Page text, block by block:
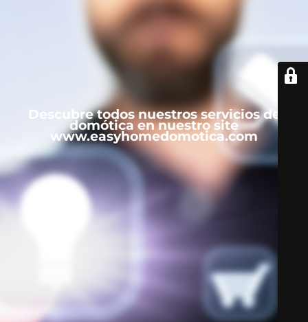
Descubre todos nuestros servicios de
domótica en nuestro site
www.easyhomedomotica.com